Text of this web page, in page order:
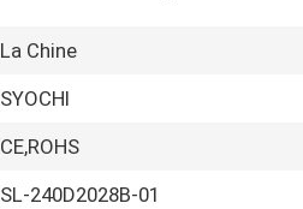
La Chine
SYOCHI
CE,ROHS
SL-240D2028B-01